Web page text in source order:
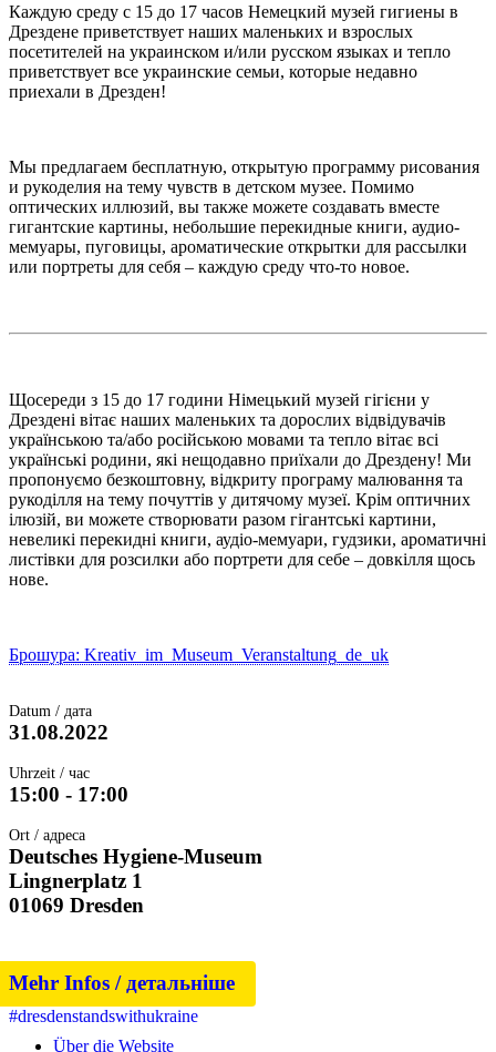
Datum / дата
31.08.2022
Uhrzeit / час
15:00 - 17:00
Ort / адреса
Deutsches Hygiene-Museum
Lingnerplatz 1
01069 Dresden
Mehr Infos / детальніше
Каждую среду с 15 до 17 часов Немецкий музей гигиены в
Дрездене приветствует наших маленьких и взрослых
посетителей на украинском и/или русском языках и тепло
приветствует все украинские семьи, которые недавно
приехали в Дрезден!
Мы предлагаем бесплатную, открытую программу рисования
и рукоделия на тему чувств в детском музее. Помимо
оптических иллюзий, вы также можете создавать вместе
гигантские картины, небольшие перекидные книги, аудио-
мемуары, пуговицы, ароматические открытки для рассылки
или портреты для себя – каждую среду что-то новое.
Щосереди з 15 до 17 години Німецький музей гігієни у
Дрездені вітає наших маленьких та дорослих відвідувачів
українською та/або російською мовами та тепло вітає всі
українські родини, які нещодавно приїхали до Дрездену! Ми
пропонуємо безкоштовну, відкриту програму малювання та
рукоділля на тему почуттів у дитячому музеї. Крім оптичних
ілюзій, ви можете створювати разом гігантські картини,
невеликі перекидні книги, аудіо-мемуари, гудзики, ароматичні
листівки для розсилки або портрети для себе – довкілля щось
нове.
Брошура: Kreativ_im_Museum_Veranstaltung_de_uk
#dresdenstandswithukraine
Über die Website